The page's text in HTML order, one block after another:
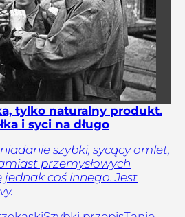
tylko naturalny produkt.
i syci na długo
szybki, sycący omlet,
przemysłowych
coś innego. Jest